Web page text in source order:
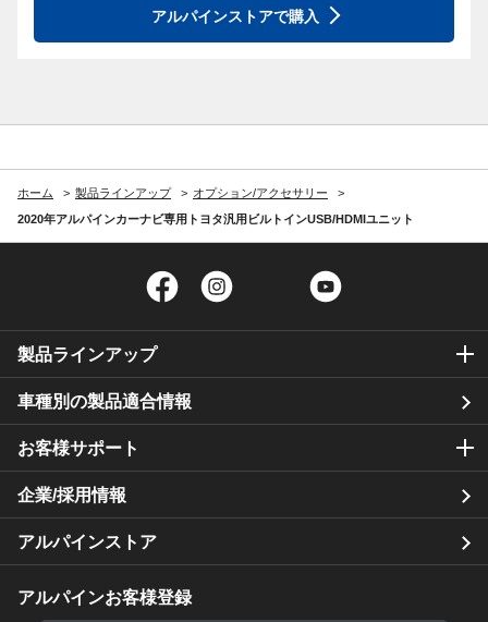
アルパインストアで購入
ホーム 製品ラインアップ
オプション/アクセサリー
2020年アルパインカーナビ専用トヨタ汎用ビルトインUSB/HDMIユニット
Facebook Twitter
製品ラインアップ
車種別の製品適合情報
お客様サポート
企業/採用情報
アルパインストア
アルパインお客様登録